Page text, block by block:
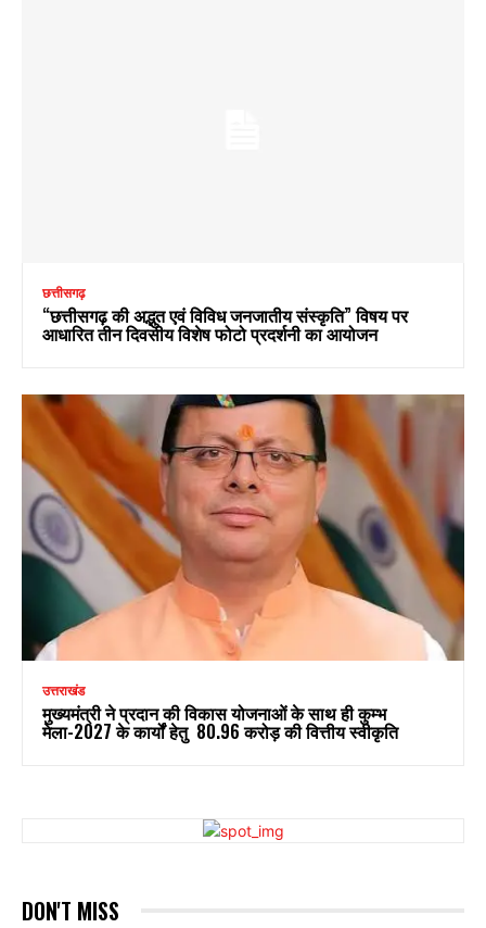
छत्तीसगढ़
“छत्तीसगढ़ की अद्भुत एवं विविध जनजातीय संस्कृति” विषय पर
आधारित तीन दिवसीय विशेष फोटो प्रदर्शनी का आयोजन
उत्तराखंड
मुख्यमंत्री ने प्रदान की विकास योजनाओं के साथ ही कुम्भ
मेला-2027 के कार्यों हेतु ₹ 80.96 करोड़ की वित्तीय स्वीकृति
DON'T MISS